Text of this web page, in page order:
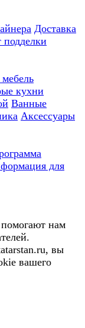
Доставка
подделки
кухни
Ванные
Аксессуары
для
нам
вы
вашего